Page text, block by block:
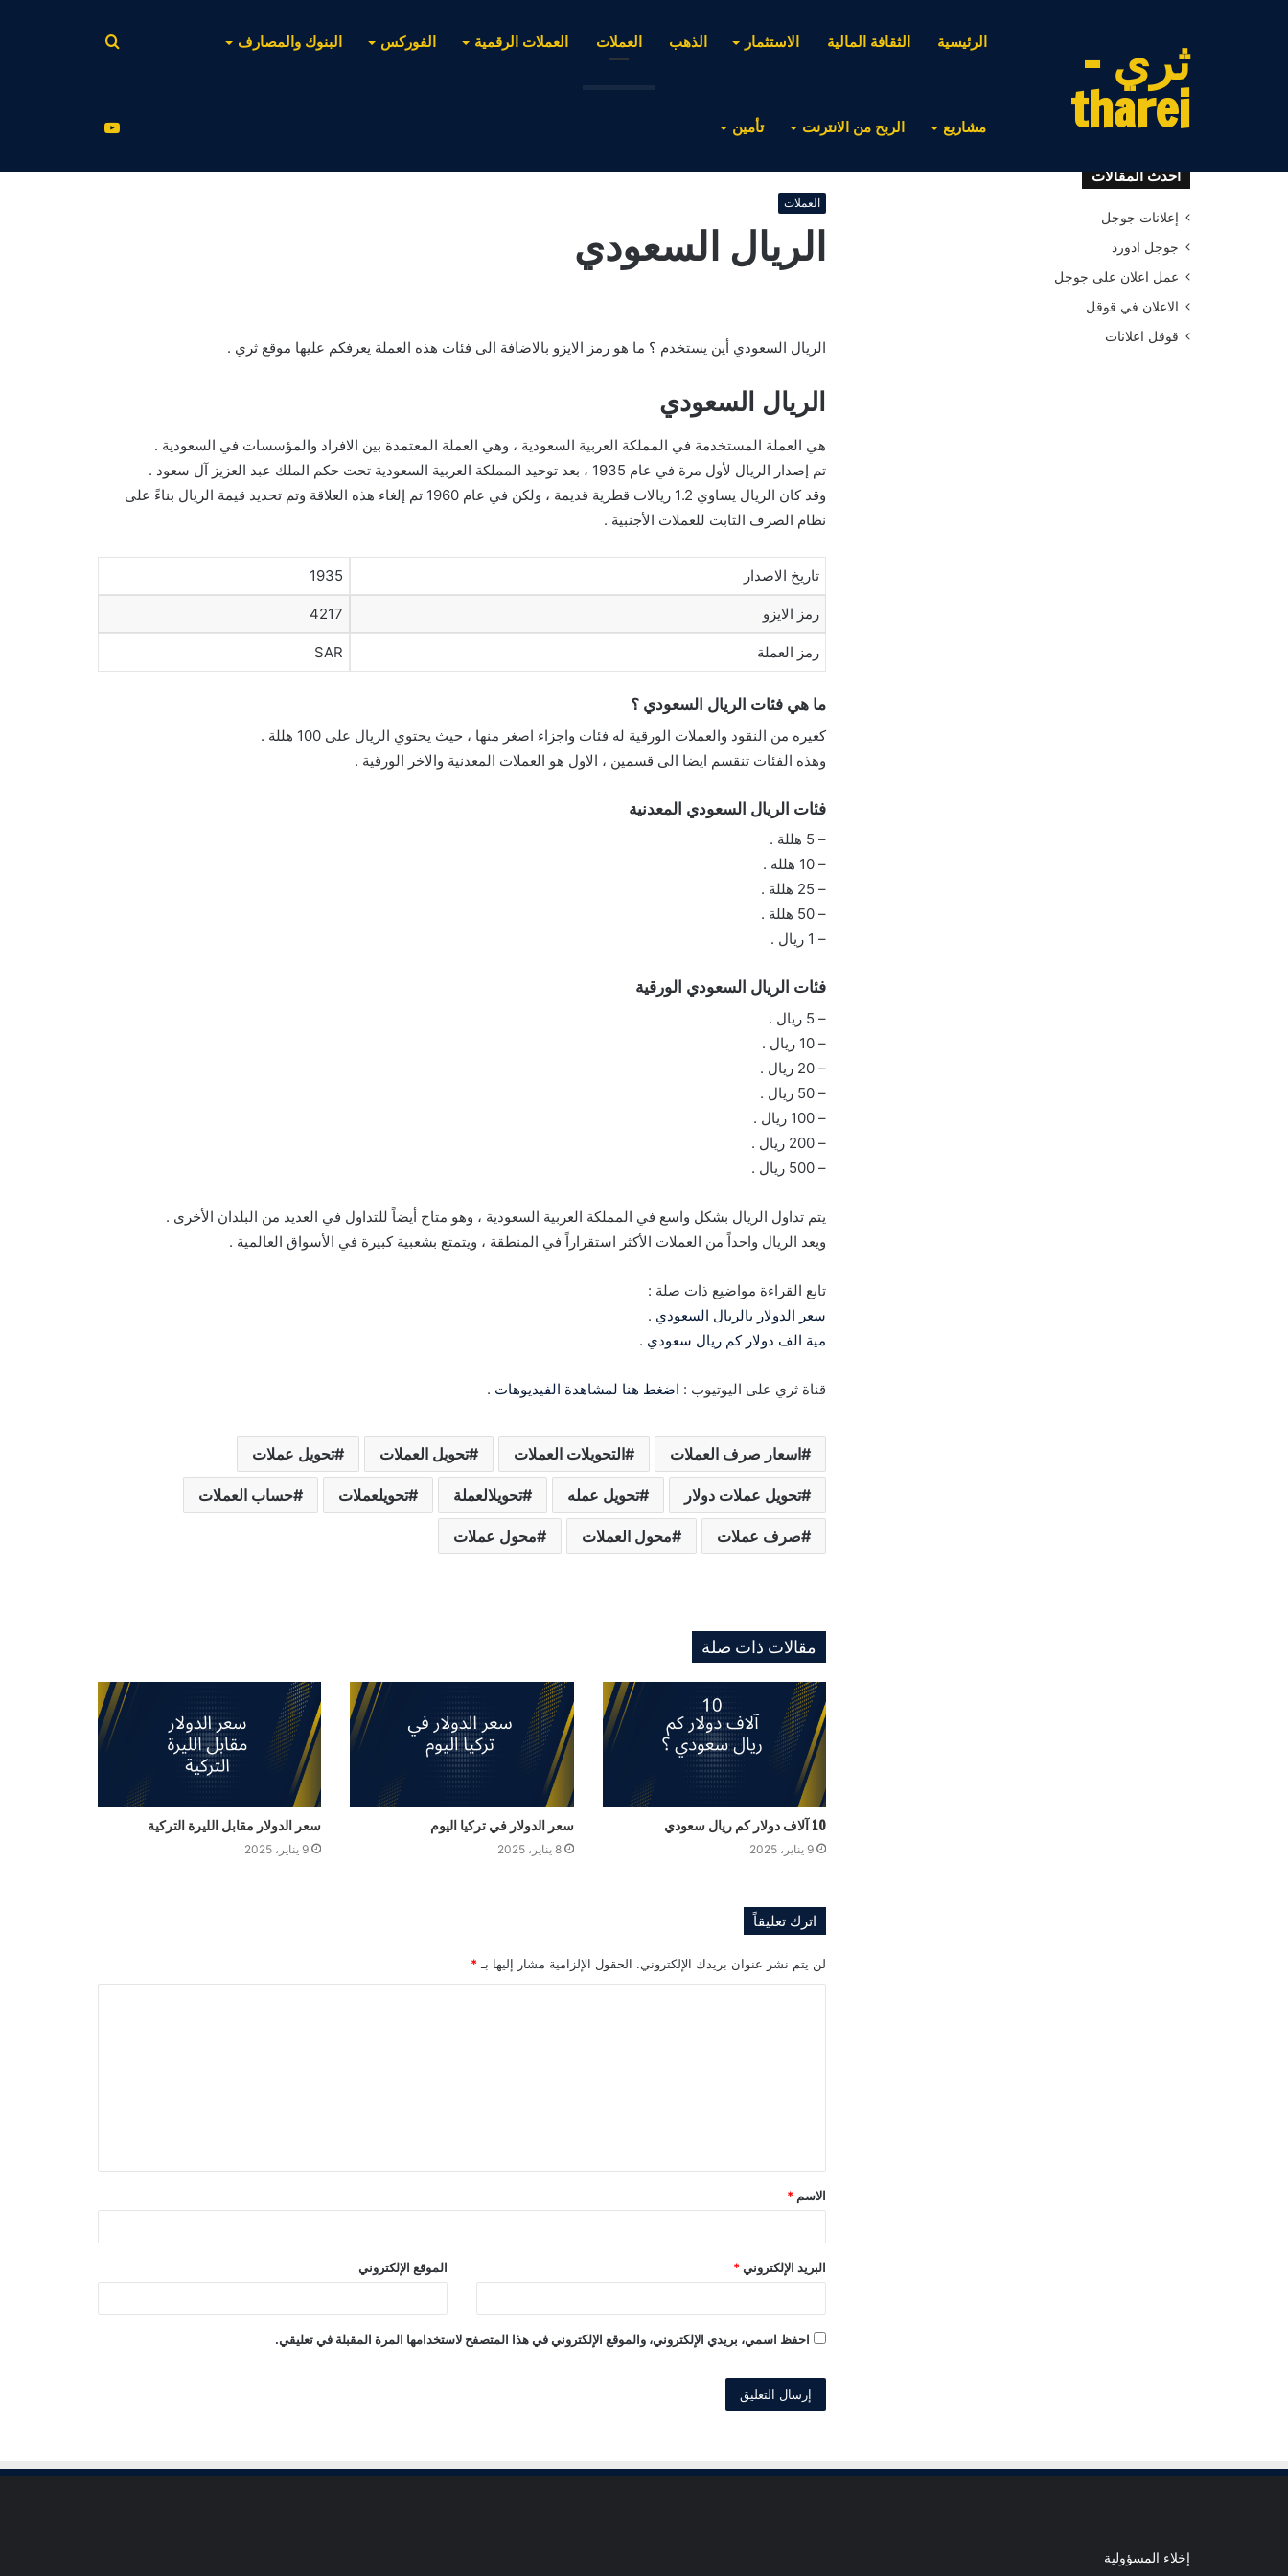
ثري -
tharei
الرئيسية الثقافة المالية الاستثمار الذهب العملات العملات الرقمية الفوركس البنوك والمصارف
مشاريع الربح من الانترنت تأمين عن
العملات
الريال السعودي
الريال السعودي أين يستخدم ؟ ما هو رمز الايزو بالاضافة الى فئات هذه العملة يعرفكم عليها موقع ثري .
الريال السعودي
هي العملة المستخدمة في المملكة العربية السعودية ، وهي العملة المعتمدة بين الافراد والمؤسسات في السعودية .
تم إصدار الريال لأول مرة في عام 1935 ، بعد توحيد المملكة العربية السعودية تحت حكم الملك عبد العزيز آل سعود .
وقد كان الريال يساوي 1.2 ريالات قطرية قديمة ، ولكن في عام 1960 تم إلغاء هذه العلاقة وتم تحديد قيمة الريال بناءً على
نظام الصرف الثابت للعملات الأجنبية .
تاريخ الاصدار 1935
رمز الايزو 4217
رمز العملة SAR
ما هي فئات الريال السعودي ؟
كغيره من النقود والعملات الورقية له فئات واجزاء اصغر منها ، حيث يحتوي الريال على 100 هللة .
وهذه الفئات تنقسم ايضا الى قسمين ، الاول هو العملات المعدنية والاخر الورقية .
فئات الريال السعودي المعدنية
– 5 هللة .
– 10 هللة .
– 25 هللة .
– 50 هللة .
– 1 ريال .
فئات الريال السعودي الورقية
– 5 ريال .
– 10 ريال .
– 20 ريال .
– 50 ريال .
– 100 ريال .
– 200 ريال .
– 500 ريال .
يتم تداول الريال بشكل واسع في المملكة العربية السعودية ، وهو متاح أيضاً للتداول في العديد من البلدان الأخرى .
ويعد الريال واحداً من العملات الأكثر استقراراً في المنطقة ، ويتمتع بشعبية كبيرة في الأسواق العالمية .
تابع القراءة مواضيع ذات صلة :
سعر الدولار بالريال السعودي .
مية الف دولار كم ريال سعودي .
قناة ثري على اليوتيوب : اضغط هنا لمشاهدة الفيديوهات .
اسعار صرف العملات التحويلات العملات تحويل العملات تحويل عملات
تحويل عملات دولار تحويل عمله تحويلالعملة تحويلعملات حساب العملات
صرف عملات محول العملات محول عملات
مقالات ذات صلة
10 آلاف دولار كم ريال سعودي
9 يناير، 2025
سعر الدولار في تركيا اليوم
8 يناير، 2025
سعر الدولار مقابل الليرة التركية
9 يناير، 2025
اترك تعليقاً
لن يتم نشر عنوان بريدك الإلكتروني. الحقول الإلزامية مشار إليها بـ *
ق
*
الاسم *
البريد الإلكتروني * الموقع الإلكتروني
احفظ اسمي، بريدي الإلكتروني، والموقع الإلكتروني في هذا المتصفح لاستخدامها المرة المقبلة في تعليقي.
أحدث المقالات
إعلانات جوجل
جوجل ادورد
عمل اعلان على جوجل
الاعلان في قوقل
قوقل اعلانات
إخلاء المسؤولية